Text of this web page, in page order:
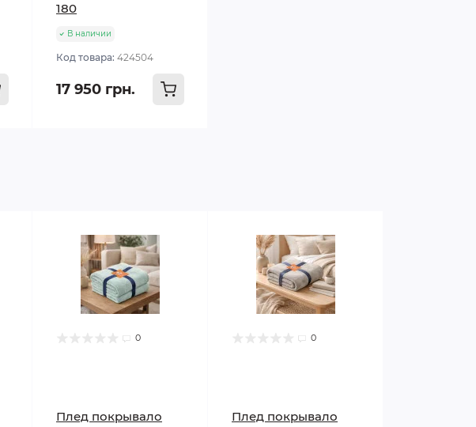
180
В наличии
Код товара: 424504
17 950 грн.
0
Плед покрывало
0
Плед покрывало